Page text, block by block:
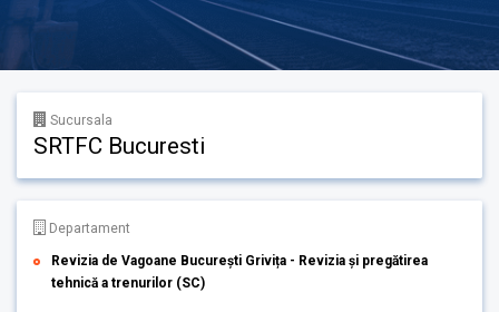
Sucursala
SRTFC Bucuresti
Departament
Revizia de Vagoane București Grivița - Revizia și pregătirea
tehnică a trenurilor (SC)